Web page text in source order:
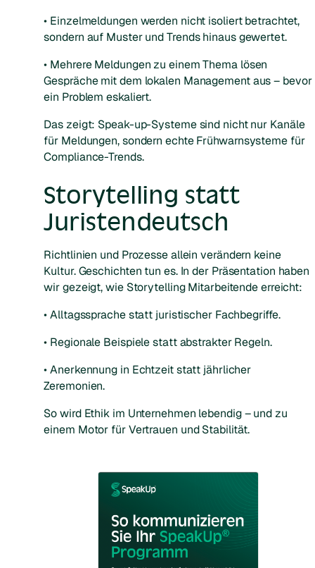
• Einzelmeldungen werden nicht isoliert betrachtet,
sondern auf Muster und Trends hinaus gewertet.
• Mehrere Meldungen zu einem Thema lösen
Gespräche mit dem lokalen Management aus – bevor
ein Problem eskaliert.
Das zeigt: Speak-up-Systeme sind nicht nur Kanäle
für Meldungen, sondern echte Frühwarnsysteme für
Compliance-Trends.
Storytelling statt
Juristendeutsch
Richtlinien und Prozesse allein verändern keine
Kultur. Geschichten tun es. In der Präsentation haben
wir gezeigt, wie Storytelling Mitarbeitende erreicht:
• Alltagssprache statt juristischer Fachbegriffe.
• Regionale Beispiele statt abstrakter Regeln.
• Anerkennung in Echtzeit statt jährlicher
Zeremonien.
So wird Ethik im Unternehmen lebendig – und zu
einem Motor für Vertrauen und Stabilität.